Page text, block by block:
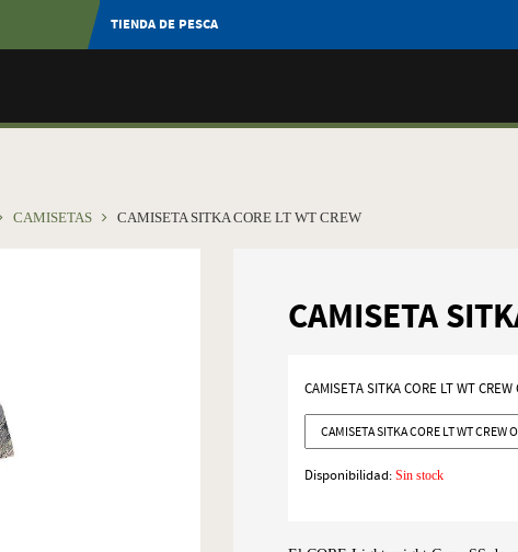
TIENDA DE PESCA
CAMISETAS CAMISETA SITKA CORE LT WT CREW
CAMISETA
CAMISETA SITKA CORE LT WT
Disponibilidad: Sin stock